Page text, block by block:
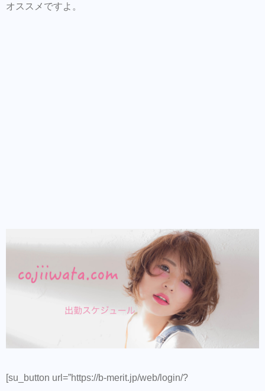
オススメですよ。
[su_button url=”https://b-merit.jp/web/login/?